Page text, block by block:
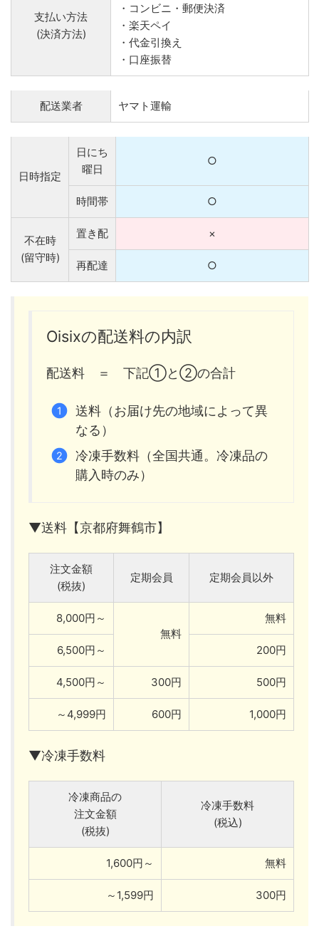
支払い方法
(決済方法)
・コンビニ・郵便決済
・楽天ペイ
・代金引換え
・口座振替
配送業者 ヤマト運輸
日時指定
日にち
曜日
○
時間帯 ○
不在時
(留守時)
置き配 ×
再配達 ○
Oisixの配送料の内訳
配送料 ＝ 下記①と②の合計
送料（お届け先の地域によって異
なる）
冷凍手数料（全国共通。冷凍品の
購入時のみ）
▼送料【京都府舞鶴市】
注文金額
(税抜)
定期会員 定期会員以外
8,000円～
無料
無料
6,500円～ 200円
4,500円～ 300円 500円
～4,999円 600円 1,000円
▼冷凍手数料
冷凍商品の
注文金額
(税抜)
冷凍手数料
(税込)
1,600円～ 無料
～1,599円 300円